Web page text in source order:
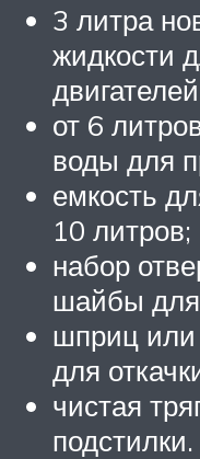
3 литра
жидкости
от 6
воды для
емкость
10 литров;
набор
шайбы для
шприц или
для
чистая
подстилки.